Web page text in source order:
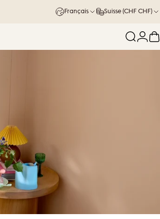
Français Suisse (CHF CHF)